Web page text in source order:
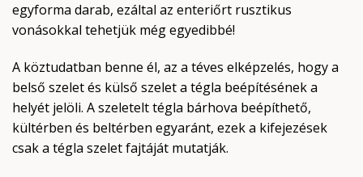
egyforma darab, ezáltal az enteriőrt rusztikus
vonásokkal tehetjük még egyedibbé!
A köztudatban benne él, az a téves elképzelés, hogy a
belső szelet és külső szelet a tégla beépítésének a
helyét jelöli. A szeletelt tégla bárhova beépíthető,
kültérben és beltérben egyaránt, ezek a kifejezések
csak a tégla szelet fajtáját mutatják.